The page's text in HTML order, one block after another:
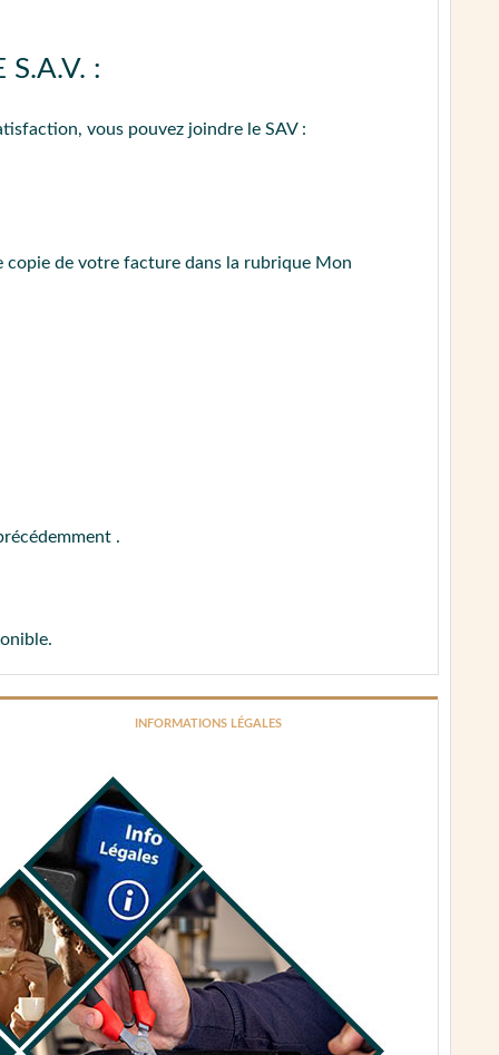
DE CONTACT
:
vous pouvez joindre le SAV :
copie de votre facture dans la rubrique Mon
.
INFORMATIONS LÉGALES